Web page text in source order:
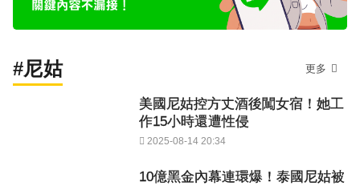
#尼姑 更多
美國尼姑控方丈酒後闖女宿！她工
作15小時還遭性侵
2025-08-14 20:34
10億黑金內幕連環爆！泰國尼姑被